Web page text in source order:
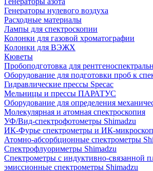
Генераторы нулевого воздуха
Расходные материалы
Лампы для спектроскопии
Колонки для газовой хроматографии
Колонки для ВЭЖХ
Кюветы
Пробоподготовка для
Оборудование для подготовки проб к
Гидравлические прессы Specac
Мельницы и прессы ПАРАТУС
Оборудование для определения
Молекулярная и атомная спектроскопия
УФ/Вид-спектрофотометры Shimadzu
ИК-Фурье спектрометры и ИК-
Атомно-абсорбционные спектрометры
Спектрофлуориметры Shimadzu
Спектрометры с индуктивно-связанной
эмиссионные спектрометры Shimadzu